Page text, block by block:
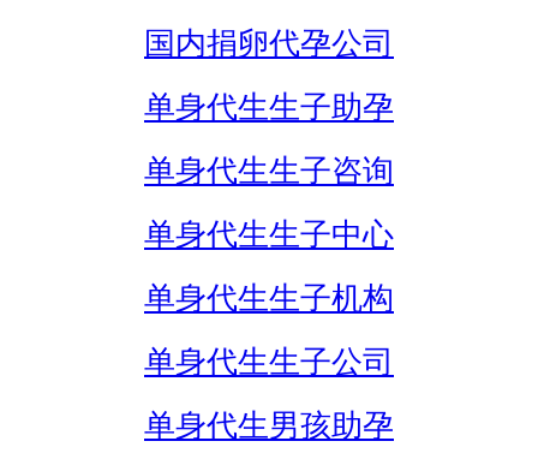
国内捐卵代孕公司
单身代生生子助孕
单身代生生子咨询
单身代生生子中心
单身代生生子机构
单身代生生子公司
单身代生男孩助孕